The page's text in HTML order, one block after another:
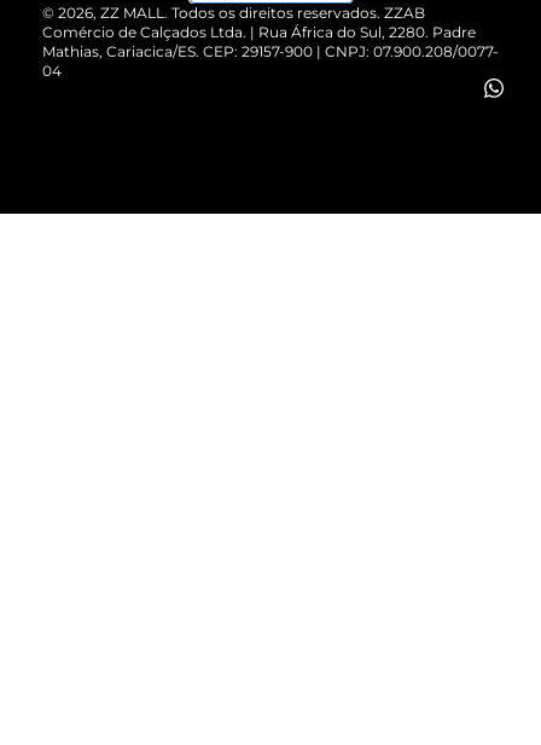
Cartão Presente
Vendas Corporativas
© 2026, ZZ MALL. Todos os direitos reservados. ZZAB
Comércio de Calçados Ltda. | Rua África do Sul, 2280. Padre
Mathias, Cariacica/ES. CEP: 29157-900 | CNPJ: 07.900.208/0077-
04